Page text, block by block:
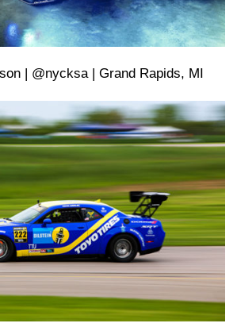
| @nycksa | Grand Rapids, MI